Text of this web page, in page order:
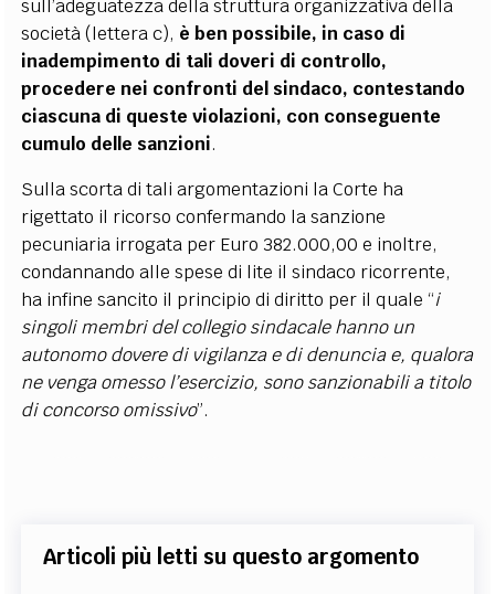
sull’adeguatezza della struttura organizzativa della
società (lettera c), è ben possibile, in caso di
inadempimento di tali doveri di controllo,
procedere nei confronti del sindaco, contestando
ciascuna di queste violazioni, con conseguente
cumulo delle sanzioni.
Sulla scorta di tali argomentazioni la Corte ha
rigettato il ricorso confermando la sanzione
pecuniaria irrogata per Euro 382.000,00 e inoltre,
condannando alle spese di lite il sindaco ricorrente,
ha infine sancito il principio di diritto per il quale “i
singoli membri del collegio sindacale hanno un
autonomo dovere di vigilanza e di denuncia e, qualora
ne venga omesso l’esercizio, sono sanzionabili a titolo
di concorso omissivo”.
Articoli più letti su questo argomento